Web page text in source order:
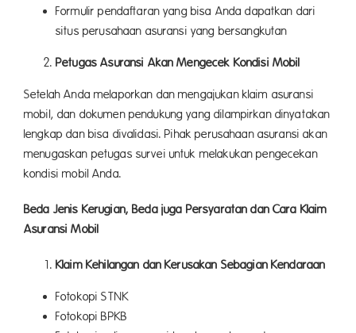
Formulir pendaftaran yang bisa Anda dapatkan dari
situs perusahaan asuransi yang bersangkutan
Petugas Asuransi Akan Mengecek Kondisi Mobil
Setelah Anda melaporkan dan mengajukan klaim asuransi
mobil, dan dokumen pendukung yang dilampirkan dinyatakan
lengkap dan bisa divalidasi. Pihak perusahaan asuransi akan
menugaskan petugas survei untuk melakukan pengecekan
kondisi mobil Anda.
Beda Jenis Kerugian, Beda juga Persyaratan dan Cara Klaim
Asuransi Mobil
Klaim Kehilangan dan Kerusakan Sebagian Kendaraan
Fotokopi STNK
Fotokopi BPKB